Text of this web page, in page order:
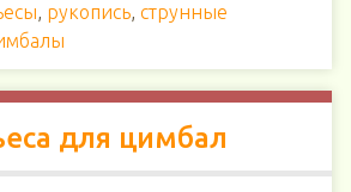
, рукопись, струнные
для цимбал